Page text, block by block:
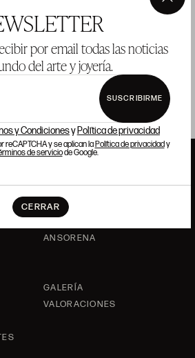
por email todas las noticias
del arte y joyería.
SUSCRIBIRME
y Condicionesy Política de privacidad
reCAPTCHA y se aplican laPolítica de privacidady
de serviciode Google.
CERRAR
×
ANSORENA
GALERÍA
VALORACIONES